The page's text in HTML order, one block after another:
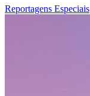
Reportagens Especiais